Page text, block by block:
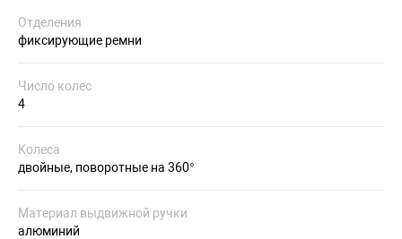
Отделения
фиксирующие ремни
Число колес
4
Колеса
двойные, поворотные на 360°
Материал выдвижной ручки
алюминий